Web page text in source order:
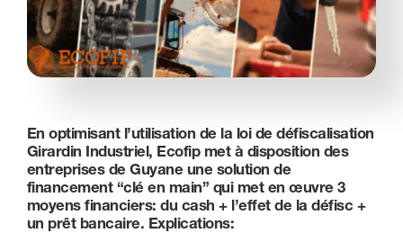
Nous contacter
En optimisant l’utilisation de la loi de défiscalisation
Girardin Industriel, Ecofip met à disposition des
entreprises de Guyane une solution de
financement “clé en main” qui met en œuvre 3
moyens financiers: du cash + l’effet de la défisc +
un prêt bancaire. Explications: